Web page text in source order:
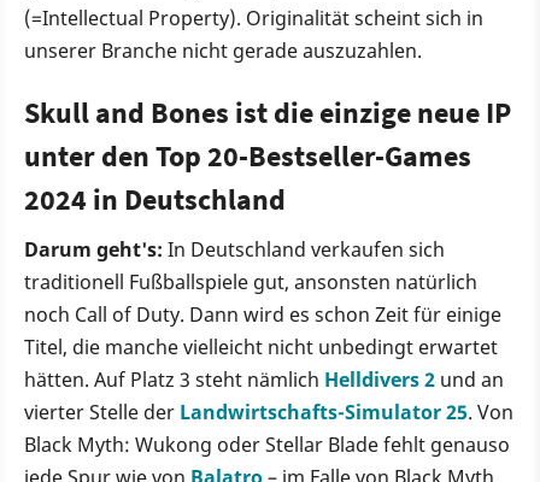
(=Intellectual Property). Originalität scheint sich in
unserer Branche nicht gerade auszuzahlen.
Skull and Bones ist die einzige neue IP
unter den Top 20-Bestseller-Games
2024 in Deutschland
Darum geht's: In Deutschland verkaufen sich
traditionell Fußballspiele gut, ansonsten natürlich
noch Call of Duty. Dann wird es schon Zeit für einige
Titel, die manche vielleicht nicht unbedingt erwartet
hätten. Auf Platz 3 steht nämlich Helldivers 2 und an
vierter Stelle der Landwirtschafts-Simulator 25. Von
Black Myth: Wukong oder Stellar Blade fehlt genauso
jede Spur wie von Balatro– im Falle von Black Myth